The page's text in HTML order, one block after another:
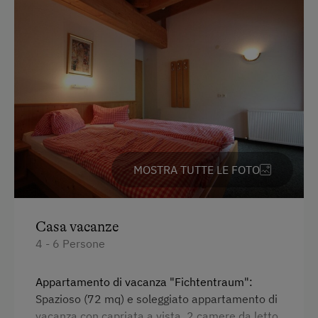
MOSTRA TUTTE LE FOTO
Casa vacanze
4 - 6 Persone
Appartamento di vacanza "Fichtentraum":
Spazioso (72 mq) e soleggiato appartamento di